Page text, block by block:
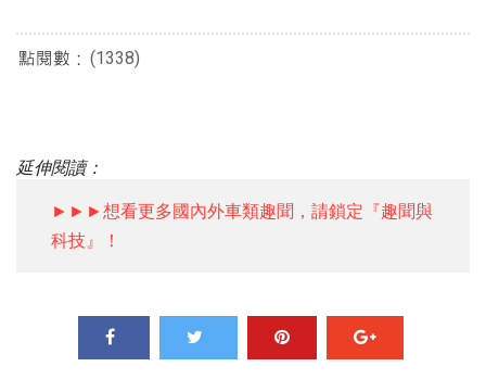
(1338)
延伸閱讀：
►►►想看更多國內外車類趣聞，請鎖定『趣聞與
科技』！